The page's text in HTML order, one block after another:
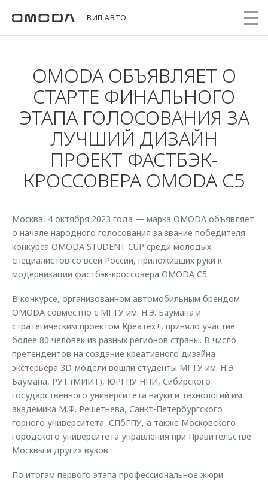
ВИП АВТО
Модели
C5
от 2 299 000 ₽*
C7
от 2 739 000 ₽*
Покупателям
Выбор и покупка
Сравнить комплектации
Записаться на тест-драйв
Тест-драйв OMODA
OMODA Лизинг
Кредит и страхование
Кредитные программы
Страхование
Кредитный калькулятор
Аксессуары
Одежда и сувениры
Оригинальные аксессуары
Запчасти
Трейд-ин
Калькулятор трейд-ин
Владельцам
Сервис
Записаться на сервис
Кузовной ремонт
Поддержка
Гарантия
Дополнительная техническая поддержка
Руководства по эксплуатации
Клиентская поддержка
O&J Автоклуб
Клуб владельцев OMODA
Приложение O&J
Аксессуары
Одежда и сувениры
Оригинальные аксессуары
Запчасти
Мир OMODA
О бренде
Онлайн-сервисы
Приложение O&J
Бренд JAECOO
Правовая информация
OMODA ОБЪЯВЛЯЕТ О
СТАРТЕ ФИНАЛЬНОГО
ЭТАПА ГОЛОСОВАНИЯ ЗА
ЛУЧШИЙ ДИЗАЙН
ПРОЕКТ ФАСТБЭК-
КРОССОВЕРА OMODA C5
Москва, 4 октября 2023 года — марка OMODA объявляет
о начале народного голосования за звание победителя
конкурса OMODA STUDENT CUP среди молодых
специалистов со всей России, приложивших руки к
модернизации фастбэк-кроссовера OMODA C5.
В конкурсе, организованном автомобильным брендом
OMODA совместно с МГТУ им. Н.Э. Баумана и
стратегическим проектом Креатех+, приняло участие
более 80 человек из разных регионов страны. В число
претендентов на создание креативного дизайна
экстерьера 3D-модели вошли студенты МГТУ им. Н.Э.
Баумана, РУТ (МИИТ), ЮРГПУ НПИ, Сибирского
государственного университета науки и технологий им.
академика М.Ф. Решетнева, Санкт-Петербургского
горного университета, СПбГПУ, а также Московского
городского университета управления при Правительстве
Москвы и других вузов.
По итогам первого этапа профессиональное жюри